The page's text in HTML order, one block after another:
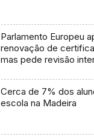
Parlamento Europeu
renovação de
mas pede revisão
Cerca de 7% dos
escola na Madeira